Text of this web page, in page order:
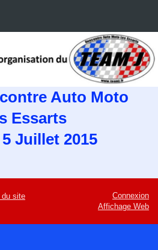
Auto Moto
Essarts
Juillet 2015
du site
Connexion
Affichage Web